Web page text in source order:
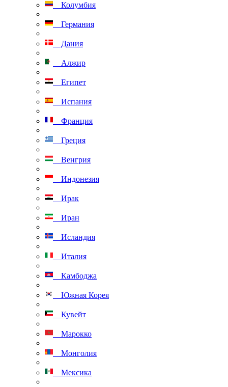
Колумбия
Германия
Дания
Алжир
Египет
Испания
Франция
Греция
Венгрия
Индонезия
Ирак
Иран
Исландия
Италия
Камбоджа
Южная Корея
Кувейт
Марокко
Монголия
Мексика